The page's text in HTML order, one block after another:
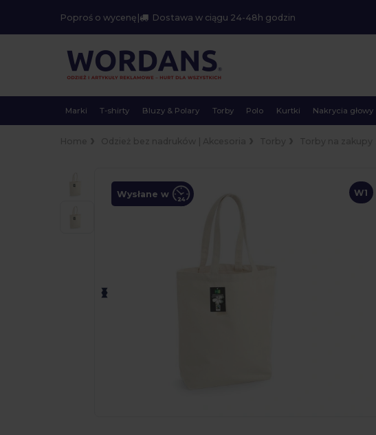
Poproś o wycenę | Dostawa w ciągu 24-48h godzin
Marki T-shirty Bluzy & Polary Torby Polo Kurtki Nakrycia głowy
W1
Wysłane w